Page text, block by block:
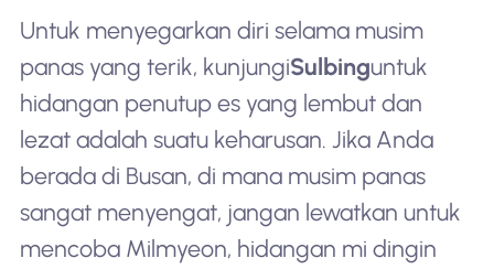
Untuk menyegarkan diri selama musim
panas yang terik, kunjungiSulbinguntuk
hidangan penutup es yang lembut dan
lezat adalah suatu keharusan. Jika Anda
berada di Busan, di mana musim panas
sangat menyengat, jangan lewatkan untuk
mencoba Milmyeon, hidangan mi dingin